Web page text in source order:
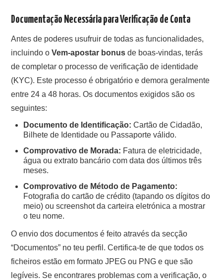
Documentação Necessária para Verificação de Conta
Antes de poderes usufruir de todas as funcionalidades,
incluindo oVem-apostar bonus de boas-vindas, terás
de completar o processo de verificação de identidade
(KYC). Este processo é obrigatório e demora geralmente
entre 24 a 48 horas. Os documentos exigidos são os
seguintes:
Documento de Identificação: Cartão de Cidadão,
Bilhete de Identidade ou Passaporte válido.
Comprovativo de Morada: Fatura de eletricidade,
água ou extrato bancário com data dos últimos três
meses.
Comprovativo de Método de Pagamento:
Fotografia do cartão de crédito (tapando os dígitos do
meio) ou screenshot da carteira eletrónica a mostrar
o teu nome.
O envio dos documentos é feito através da secção
“Documentos” no teu perfil. Certifica-te de que todos os
ficheiros estão em formato JPEG ou PNG e que são
legíveis. Se encontrares problemas com a verificação, o